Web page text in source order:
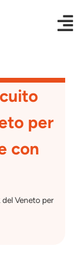
per
con
Veneto per